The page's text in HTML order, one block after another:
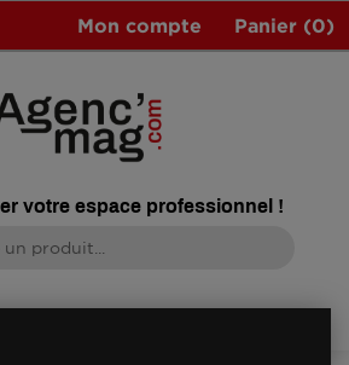
Panier (0)
Mon compte
votre espace professionnel !